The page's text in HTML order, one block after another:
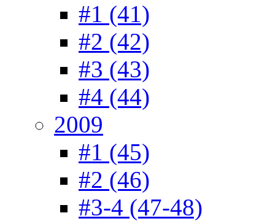
#1 (41)
#2 (42)
#3 (43)
#4 (44)
2009
#1 (45)
#2 (46)
#3-4 (47-48)